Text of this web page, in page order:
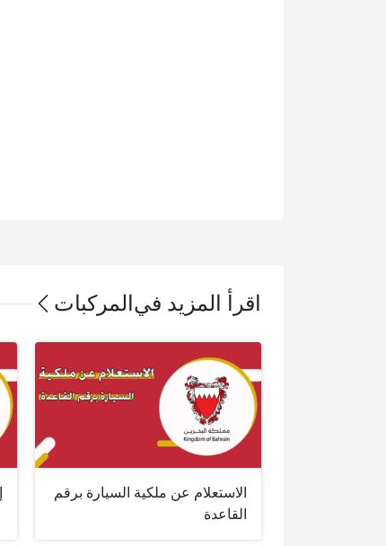
اقرأ المزيد في المركبات
الاستعلام عن ملكية السيارة برقم
القاعدة